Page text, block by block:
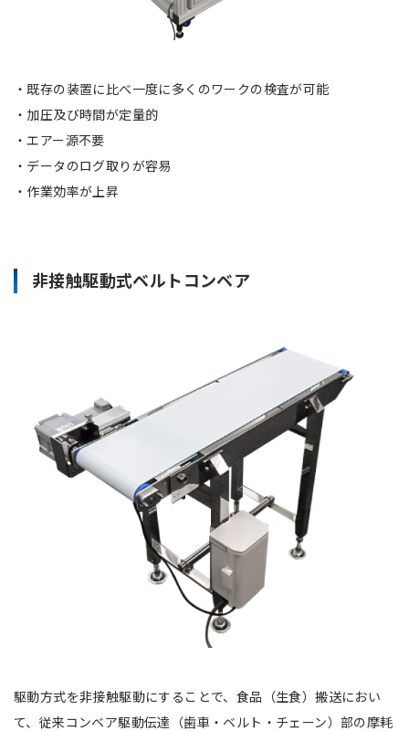
・既存の装置に比べ一度に多くのワークの検査が可能
・加圧及び時間が定量的
・エアー源不要
・データのログ取りが容易
・作業効率が上昇
非接触駆動式ベルトコンベア
駆動方式を非接触駆動にすることで、食品（生食）搬送におい
て、従来コンベア駆動伝達（歯車・ベルト・チェーン）部の摩耗